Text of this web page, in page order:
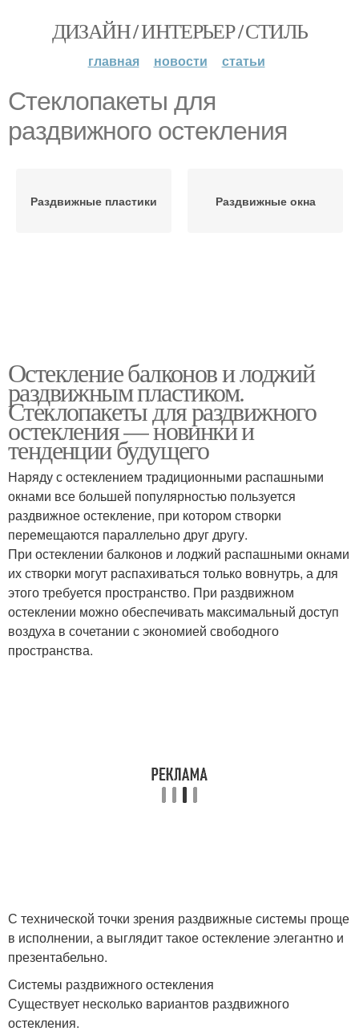
ДИЗАЙН / ИНТЕРЬЕР / СТИЛЬ
главная новости статьи
Стеклопакеты для
раздвижного остекления
Раздвижные пластики Раздвижные окна
Остекление балконов и лоджий
раздвижным пластиком.
Стеклопакеты для раздвижного
остекления — новинки и
тенденции будущего
Наряду с остеклением традиционными распашными
окнами все большей популярностью пользуется
раздвижное остекление, при котором створки
перемещаются параллельно друг другу.
При остеклении балконов и лоджий распашными окнами
их створки могут распахиваться только вовнутрь, а для
этого требуется пространство. При раздвижном
остеклении можно обеспечивать максимальный доступ
воздуха в сочетании с экономией свободного
пространства.
С технической точки зрения раздвижные системы проще
в исполнении, а выглядит такое остекление элегантно и
презентабельно.
Системы раздвижного остекления
Существует несколько вариантов раздвижного
остекления.